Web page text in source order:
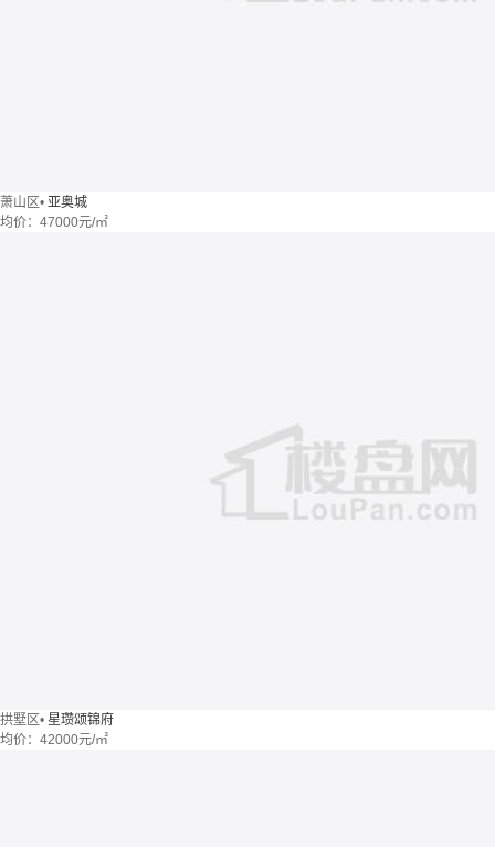
萧山区• 亚奥城
均价： 47000元/㎡
拱墅区• 星瓒颂锦府
均价： 42000元/㎡